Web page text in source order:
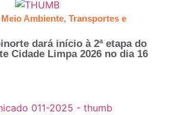
Meio Ambiente, Transportes e
dará início à 2ª etapa do
Cidade Limpa 2026 no dia 16